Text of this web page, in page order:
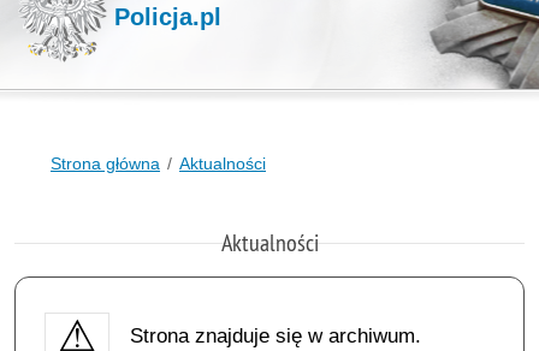
Policja.pl
Strona główna Aktualności
Aktualności
Strona znajduje się w archiwum.